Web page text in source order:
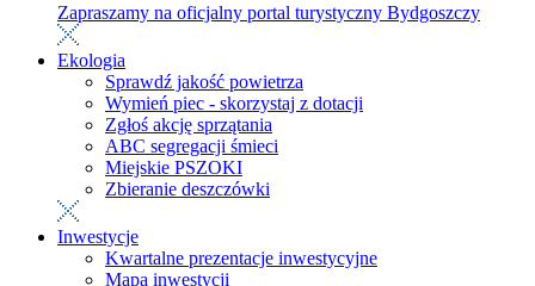
Zapraszamy na oficjalny portal turystyczny Bydgoszczy
Ekologia
Sprawdź jakość powietrza
Wymień piec - skorzystaj z dotacji
Zgłoś akcję sprzątania
ABC segregacji śmieci
Miejskie PSZOKI
Zbieranie deszczówki
Inwestycje
Kwartalne prezentacje inwestycyjne
Mapa inwestycji